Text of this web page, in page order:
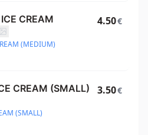
CREAM
(MEDIUM)
4.50€
CREAM (SMALL)
(SMALL)
3.50€